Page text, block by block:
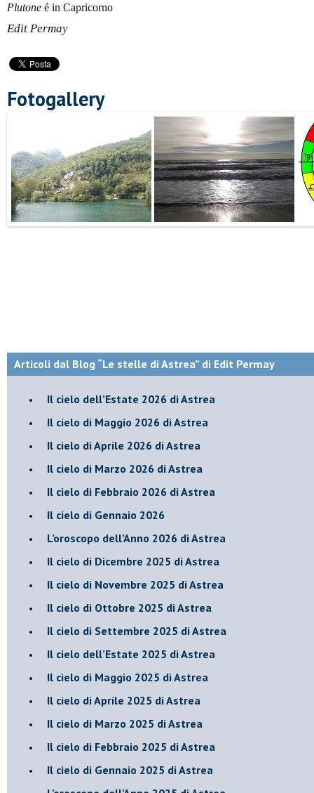
Plutone é in Capricorno
Edit Permay
Fotogallery
Articoli dal Blog “Le stelle di Astrea” di Edit Permay
​Il cielo dell’Estate 2026 di Astrea
​Il cielo di Maggio 2026 di Astrea
​Il cielo di Aprile 2026 di Astrea
​Il cielo di Marzo 2026 di Astrea
​Il cielo di Febbraio 2026 di Astrea
Il cielo di Gennaio 2026
​L’oroscopo dell’Anno 2026 di Astrea
​Il cielo di Dicembre 2025 di Astrea
​Il cielo di Novembre 2025 di Astrea
​Il cielo di Ottobre 2025 di Astrea
Il cielo di Settembre 2025 di Astrea
Il cielo dell’Estate 2025 di Astrea
​Il cielo di Maggio 2025 di Astrea
​Il cielo di Aprile 2025 di Astrea
Il cielo di Marzo 2025 di Astrea
​Il cielo di Febbraio 2025 di Astrea
Il cielo di Gennaio 2025 di Astrea